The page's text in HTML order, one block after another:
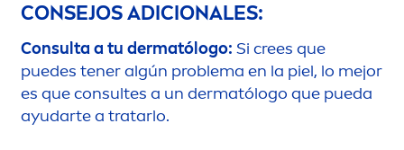
CONSEJOS ADICIONALES:
Consulta a tu dermatólogo: Si crees que
puedes tener algún problema en la piel, lo mejor
es que consultes a un dermatólogo que pueda
ayudarte a tratarlo.